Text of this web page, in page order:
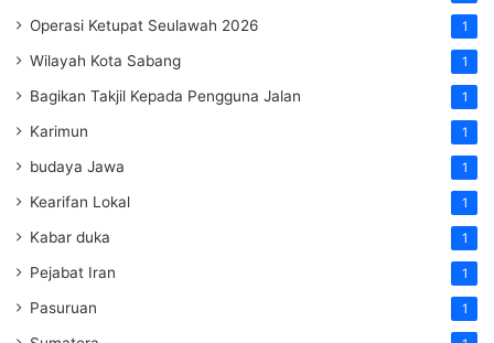
Operasi Ketupat Seulawah 2026 1
Wilayah Kota Sabang 1
Bagikan Takjil Kepada Pengguna Jalan 1
Karimun 1
budaya Jawa 1
Kearifan Lokal 1
Kabar duka 1
Pejabat Iran 1
Pasuruan 1